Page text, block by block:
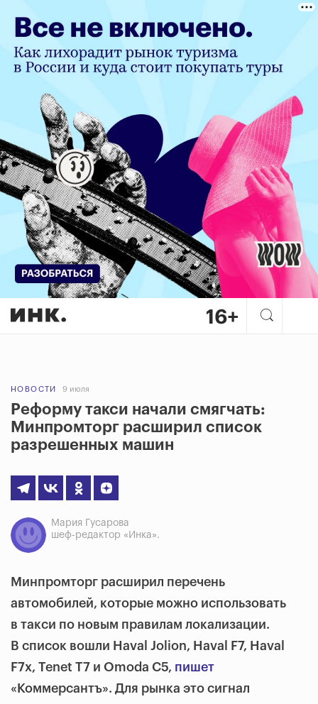
НОВОСТИ 9 июля
Реформу такси начали смягчать:
Минпромторг расширил список
разрешенных машин
Мария Гусарова
шеф-редактор «Инка».
Минпромторг расширил перечень
автомобилей, которые можно использовать
в такси по новым правилам локализации.
В список вошли Haval Jolion, Haval F7, Haval
F7x, Tenet T7 и Omoda C5, пишет
«Коммерсантъ». Для рынка это сигнал